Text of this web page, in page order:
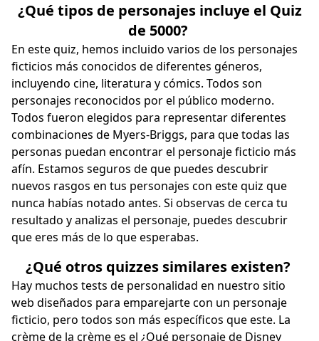
¿Qué tipos de personajes incluye el Quiz
de 5000?
En este quiz, hemos incluido varios de los personajes
ficticios más conocidos de diferentes géneros,
incluyendo cine, literatura y cómics. Todos son
personajes reconocidos por el público moderno.
Todos fueron elegidos para representar diferentes
combinaciones de Myers-Briggs, para que todas las
personas puedan encontrar el personaje ficticio más
afín. Estamos seguros de que puedes descubrir
nuevos rasgos en tus personajes con este quiz que
nunca habías notado antes. Si observas de cerca tu
resultado y analizas el personaje, puedes descubrir
que eres más de lo que esperabas.
¿Qué otros quizzes similares existen?
Hay muchos tests de personalidad en nuestro sitio
web diseñados para emparejarte con un personaje
ficticio, pero todos son más específicos que este. La
crème de la crème es el ¿Qué personaje de Disney